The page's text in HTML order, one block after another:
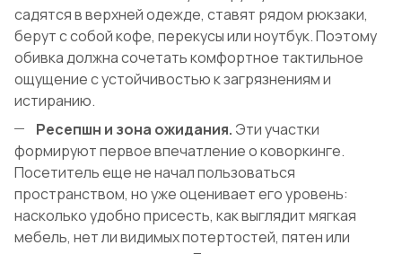
садятся в верхней одежде, ставят рядом рюкзаки,
берут с собой кофе, перекусы или ноутбук. Поэтому
обивка должна сочетать комфортное тактильное
ощущение с устойчивостью к загрязнениям и
истиранию.
Ресепшн и зона ожидания. Эти участки
формируют первое впечатление о коворкинге.
Посетитель еще не начал пользоваться
пространством, но уже оценивает его уровень:
насколько удобно присесть, как выглядит мягкая
мебель, нет ли видимых потертостей, пятен или